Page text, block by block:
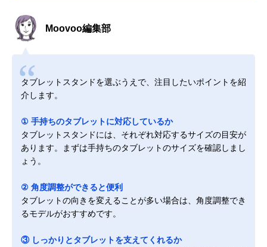
Moovoo編集部
タブレットスタンドを選ぶうえで、注目したいポイントを紹
介します。
① 手持ちのタブレットに対応しているか
タブレットスタンドには、それぞれ対応するサイズの目安が
あります。まずは手持ちのタブレットのサイズを確認しまし
ょう。
② 角度調整ができると便利
タブレットの向きを変えることが多い場合は、角度調整でき
るモデルがおすすめです。
③ しっかりとタブレットを支えてくれるか